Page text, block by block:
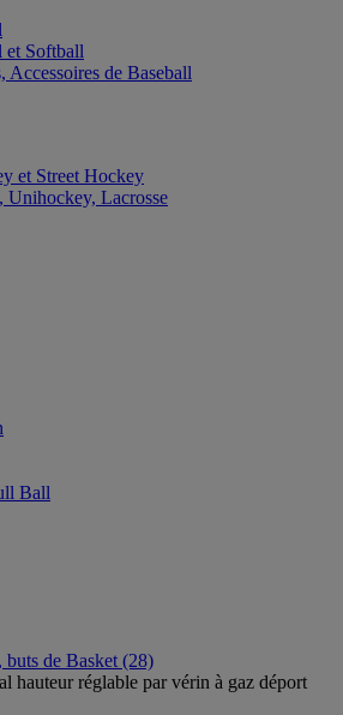
et Softball
Accessoires de Baseball
et Street Hockey
Lacrosse
Ball
buts de Basket (28)
hauteur réglable par vérin à gaz déport